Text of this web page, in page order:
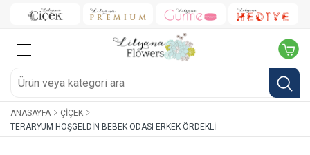
ANASAYFA
ÇIÇEK
TERARYUM HOŞGELDIN BEBEK ODASI ERKEK-ÖRDEKLI